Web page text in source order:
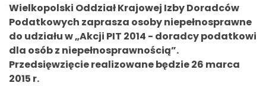
Wielkopolski Oddział Krajowej Izby Doradców
Podatkowych zaprasza osoby niepełnosprawne
do udziału w „Akcji PIT 2014 - doradcy podatkowi
dla osób z niepełnosprawnością”.
Przedsięwzięcie realizowane będzie 26 marca
2015 r.